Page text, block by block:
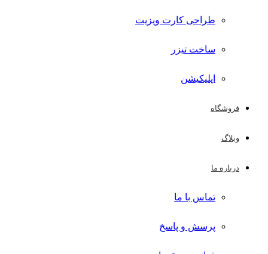
طراحی کارت ویزیت
ساخت تیزر
اپلیکیشن
فروشگاه
وبلاگ
درباره ما
تماس با ما
پرسش و پاسخ